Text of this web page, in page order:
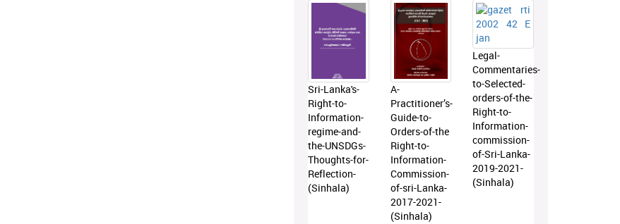
Sri-Lanka's-
Right-to-
Information-
regime-and-
the-UNSDGs-
Thoughts-for-
Reflection-
(Sinhala)
A-
Practitioner’s-
Guide-to-
Orders-of-the
Right-to-
Information-
Commission-
of-sri-Lanka-
2017-2021-
(Sinhala)
Legal-
Commentaries-
to-Selected-
orders-of-the-
Right-to-
Information-
commission-
of-Sri-Lanka-
2019-2021-
(Sinhala)